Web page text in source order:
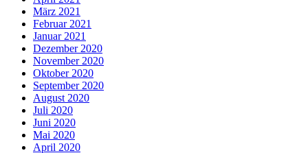
März 2021
Februar 2021
Januar 2021
Dezember 2020
November 2020
Oktober 2020
September 2020
August 2020
Juli 2020
Juni 2020
Mai 2020
April 2020